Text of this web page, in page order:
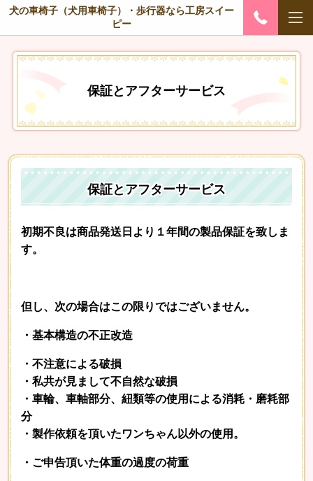
犬の車椅子（犬用車椅子）・歩行器なら工房スイー
ピー
保証とアフターサービス
保証とアフターサービス
初期不良は商品発送日より１年間の製品保証を致しま
す。
但し、次の場合はこの限りではございません。
・基本構造の不正改造
・不注意による破損
・私共が見まして不自然な破損
・車輪、車軸部分、紐類等の使用による消耗・磨耗部
分
・製作依頼を頂いたワンちゃん以外の使用。
・ご申告頂いた体重の過度の荷重